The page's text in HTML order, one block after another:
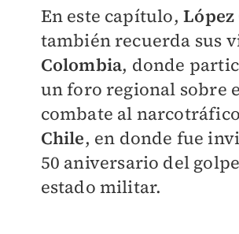
En este capítulo,
también recuerda sus
Colombia, donde
un foro regional sobre
combate al
Chile, en donde fue
50 aniversario del
estado militar.